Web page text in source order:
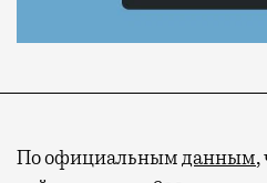
По официальнымданным,